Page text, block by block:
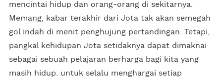
mencintai hidup dan orang-orang di sekitarnya.
Memang, kabar terakhir dari Jota tak akan semegah
gol indah di menit penghujung pertandingan. Tetapi,
pangkal kehidupan Jota setidaknya dapat dimaknai
sebagai sebuah pelajaran berharga bagi kita yang
masih hidup. untuk selalu menghargai setiap